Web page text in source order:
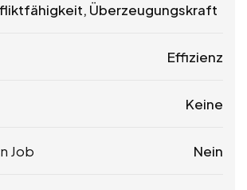
Überzeugungskraft
Effizienz
Keine
Job Nein